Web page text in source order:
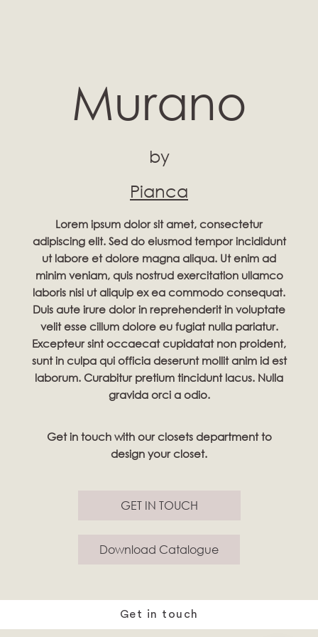
Murano
by
Pianca
Lorem ipsum dolor sit amet, consectetur
adipiscing elit. Sed do eiusmod tempor incididunt
ut labore et dolore magna aliqua. Ut enim ad
minim veniam, quis nostrud exercitation ullamco
laboris nisi ut aliquip ex ea commodo consequat.
Duis aute irure dolor in reprehenderit in voluptate
velit esse cillum dolore eu fugiat nulla pariatur.
Excepteur sint occaecat cupidatat non proident,
sunt in culpa qui officia deserunt mollit anim id est
laborum. Curabitur pretium tincidunt lacus. Nulla
gravida orci a odio.
Get in touch with our closets department to
design your closet.
GET IN TOUCH
Download Catalogue
Get in touch